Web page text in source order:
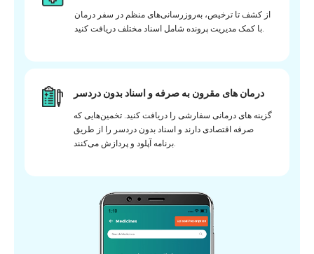
از کشف تا ترخیص، به‌روزرسانی‌های منظم در سفر درمان
با کمک مدیریت پرونده شامل اسناد مختلف دریافت کنید.
درمان های مقرون به صرفه و اسناد بدون دردسر
گزینه های درمانی سفارشی را دریافت کنید. تخمین‌هایی که
صرفه اقتصادی دارند و اسناد بدون دردسر را از طریق
برنامه آپلود و پردازش می‌کنند.